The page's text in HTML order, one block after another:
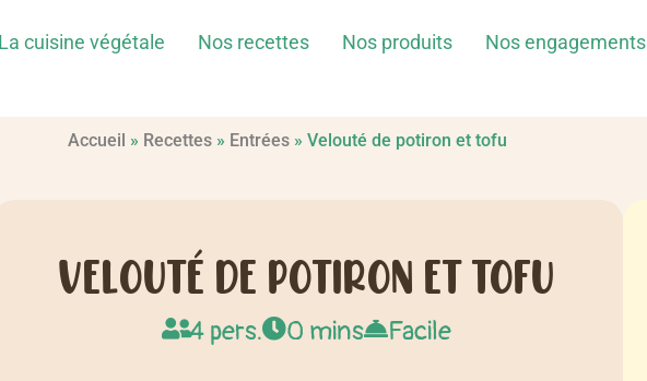
La cuisine végétale Nos recettes Nos produits Nos engagements
Accueil » Recettes » Entrées » Velouté de potiron et tofu
VELOUTÉ DE POTIRON ET TOFU
4 pers. 0 mins Facile